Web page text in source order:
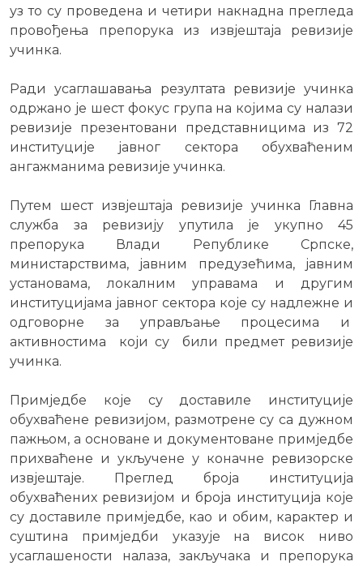
уз то су проведена и четири накнадна прегледа
провођења препорука из извјештаја ревизије
учинка.
Ради усаглашавања резултата ревизије учинка
одржано је шест фокус група на којима су налази
ревизије презентовани представницима из 72
институције јавног сектора обухваћеним
ангажманима ревизије учинка.
Путем шест извјештаја ревизије учинка Главна
служба за ревизију упутила је укупно 45
препорука Влади Републике Српске,
министарствима, јавним предузећима, јавним
установама, локалним управама и другим
институцијама јавног сектора које су надлежне и
одговорне за управљање процесима и
активностима који су били предмет ревизије
учинка.
Примједбе које су доставиле институције
обухваћене ревизијом, размотрене су са дужном
пажњом, а основане и документоване примједбе
прихваћене и укључене у коначне ревизорске
извјештаје. Преглед броја институција
обухваћених ревизијом и броја институција које
су доставиле примједбе, као и обим, карактер и
суштина примједби указује на висок ниво
усаглашености налаза, закључака и препорука